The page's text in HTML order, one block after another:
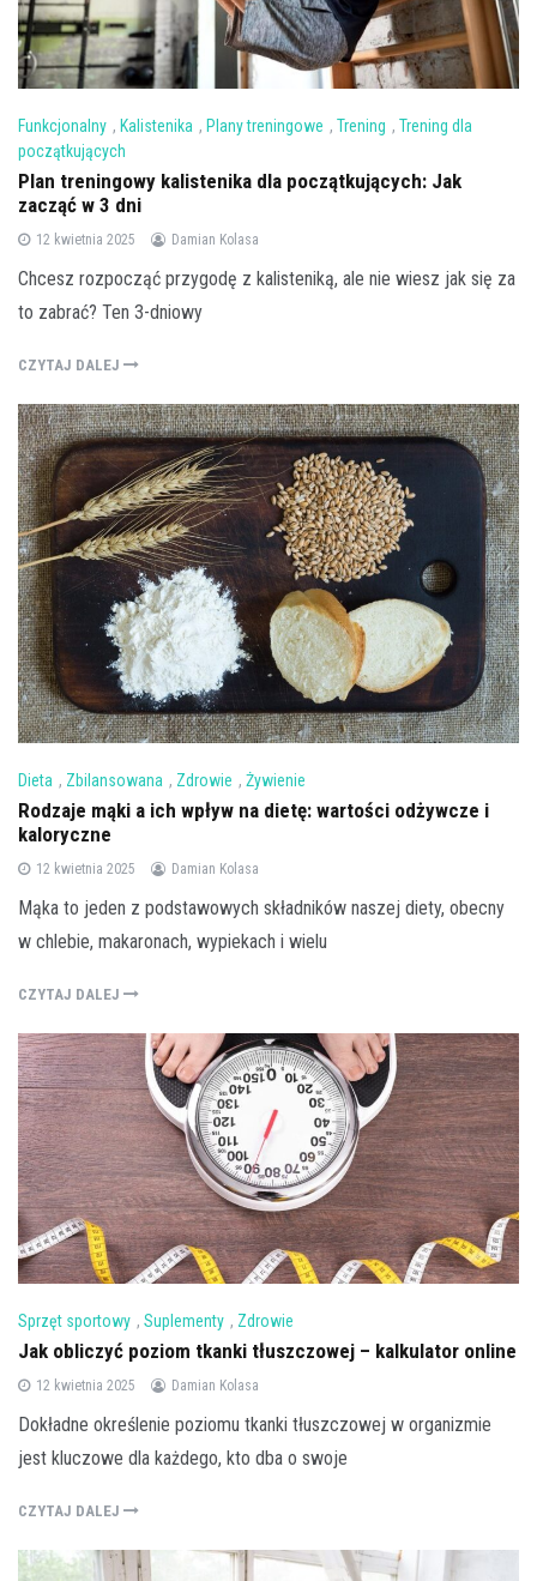
Funkcjonalny , Kalistenika , Plany treningowe , Trening , Trening dla
początkujących
Plan treningowy kalistenika dla początkujących: Jak
zacząć w 3 dni
12 kwietnia 2025 Damian Kolasa
Chcesz rozpocząć przygodę z kalisteniką, ale nie wiesz jak się za
to zabrać? Ten 3-dniowy
CZYTAJ DALEJ
Dieta , Zbilansowana , Zdrowie , Żywienie
Rodzaje mąki a ich wpływ na dietę: wartości odżywcze i
kaloryczne
12 kwietnia 2025 Damian Kolasa
Mąka to jeden z podstawowych składników naszej diety, obecny
w chlebie, makaronach, wypiekach i wielu
CZYTAJ DALEJ
Sprzęt sportowy , Suplementy , Zdrowie
Jak obliczyć poziom tkanki tłuszczowej – kalkulator online
12 kwietnia 2025 Damian Kolasa
Dokładne określenie poziomu tkanki tłuszczowej w organizmie
jest kluczowe dla każdego, kto dba o swoje
CZYTAJ DALEJ